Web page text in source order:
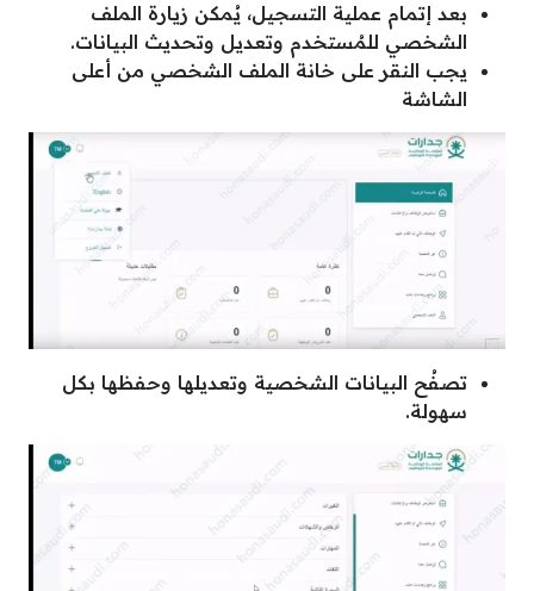
بعد إتمام عملية التسجيل، يُمكن زيارة الملف
الشخصي للمُستخدم وتعديل وتحديث البيانات.
يجب النقر على خانة الملف الشخصي من أعلى
الشاشة
تصفُح البيانات الشخصية وتعديلها وحفظها بكل
سهولة.